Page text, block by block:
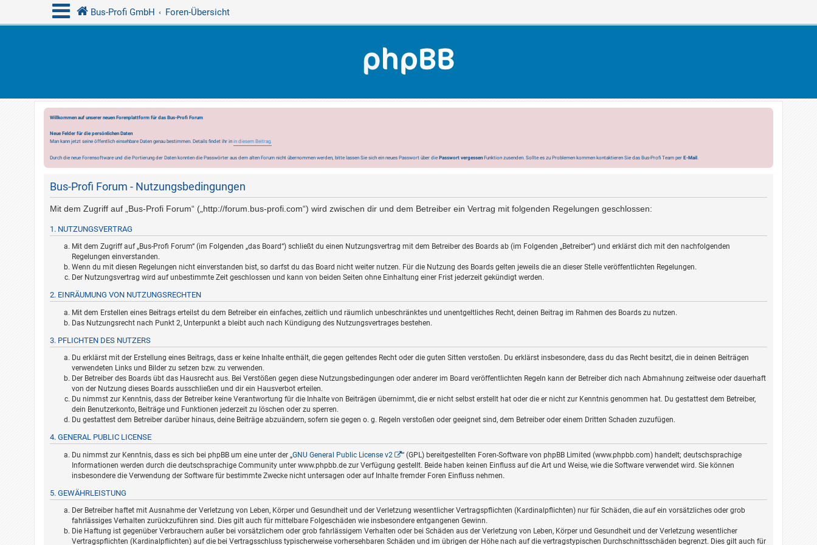
Bus-Profi GmbH Foren-Übersicht
Willkommen auf unserer neuen Forenplattform für das Bus-Profi Forum
Neue Felder für die persönlichen Daten
Man kann jetzt seine öffentlich einsehbare Daten genau bestimmen. Details findet ihr in in diesem Beitrag.
Durch die neue Forensoftware und die Portierung der Daten konnten die Passwörter aus dem alten Forum nicht übernommen werden, bitte lassen Sie sich ein neues Passwort über die Passwort vergessen Funktion zusenden. Sollte es zu Problemen kommen kontaktieren Sie das Bus-Profi Team per E-Mail.
Bus-Profi Forum - Nutzungsbedingungen
Mit dem Zugriff auf „Bus-Profi Forum“ („http://forum.bus-profi.com“) wird zwischen dir und dem Betreiber ein Vertrag mit folgenden Regelungen geschlossen:
1. NUTZUNGSVERTRAG
Mit dem Zugriff auf „Bus-Profi Forum“ (im Folgenden „das Board“) schließt du einen Nutzungsvertrag mit dem Betreiber des Boards ab (im Folgenden „Betreiber“) und erklärst dich mit den nachfolgenden
Regelungen einverstanden.
Wenn du mit diesen Regelungen nicht einverstanden bist, so darfst du das Board nicht weiter nutzen. Für die Nutzung des Boards gelten jeweils die an dieser Stelle veröffentlichten Regelungen.
Der Nutzungsvertrag wird auf unbestimmte Zeit geschlossen und kann von beiden Seiten ohne Einhaltung einer Frist jederzeit gekündigt werden.
2. EINRÄUMUNG VON NUTZUNGSRECHTEN
Mit dem Erstellen eines Beitrags erteilst du dem Betreiber ein einfaches, zeitlich und räumlich unbeschränktes und unentgeltliches Recht, deinen Beitrag im Rahmen des Boards zu nutzen.
Das Nutzungsrecht nach Punkt 2, Unterpunkt a bleibt auch nach Kündigung des Nutzungsvertrages bestehen.
3. PFLICHTEN DES NUTZERS
Du erklärst mit der Erstellung eines Beitrags, dass er keine Inhalte enthält, die gegen geltendes Recht oder die guten Sitten verstoßen. Du erklärst insbesondere, dass du das Recht besitzt, die in deinen Beiträgen
verwendeten Links und Bilder zu setzen bzw. zu verwenden.
Der Betreiber des Boards übt das Hausrecht aus. Bei Verstößen gegen diese Nutzungsbedingungen oder anderer im Board veröffentlichten Regeln kann der Betreiber dich nach Abmahnung zeitweise oder dauerhaft
von der Nutzung dieses Boards ausschließen und dir ein Hausverbot erteilen.
Du nimmst zur Kenntnis, dass der Betreiber keine Verantwortung für die Inhalte von Beiträgen übernimmt, die er nicht selbst erstellt hat oder die er nicht zur Kenntnis genommen hat. Du gestattest dem Betreiber,
dein Benutzerkonto, Beiträge und Funktionen jederzeit zu löschen oder zu sperren.
Du gestattest dem Betreiber darüber hinaus, deine Beiträge abzuändern, sofern sie gegen o. g. Regeln verstoßen oder geeignet sind, dem Betreiber oder einem Dritten Schaden zuzufügen.
4. GENERAL PUBLIC LICENSE
Du nimmst zur Kenntnis, dass es sich bei phpBB um eine unter der „GNU General Public License v2
“ (GPL) bereitgestellten Foren-Software von phpBB Limited (www.phpbb.com) handelt; deutschsprachige
Informationen werden durch die deutschsprachige Community unter www.phpbb.de zur Verfügung gestellt. Beide haben keinen Einfluss auf die Art und Weise, wie die Software verwendet wird. Sie können
insbesondere die Verwendung der Software für bestimmte Zwecke nicht untersagen oder auf Inhalte fremder Foren Einfluss nehmen.
5. GEWÄHRLEISTUNG
Der Betreiber haftet mit Ausnahme der Verletzung von Leben, Körper und Gesundheit und der Verletzung wesentlicher Vertragspflichten (Kardinalpflichten) nur für Schäden, die auf ein vorsätzliches oder grob
fahrlässiges Verhalten zurückzuführen sind. Dies gilt auch für mittelbare Folgeschäden wie insbesondere entgangenen Gewinn.
Die Haftung ist gegenüber Verbrauchern außer bei vorsätzlichem oder grob fahrlässigem Verhalten oder bei Schäden aus der Verletzung von Leben, Körper und Gesundheit und der Verletzung wesentlicher
Vertragspflichten (Kardinalpflichten) auf die bei Vertragsschluss typischerweise vorhersehbaren Schäden und im übrigen der Höhe nach auf die vertragstypischen Durchschnittsschäden begrenzt. Dies gilt auch für